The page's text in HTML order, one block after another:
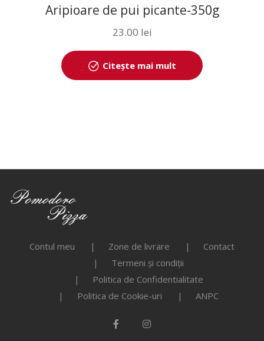
Aripioare de pui picante-350g
23.00 lei
Citește mai mult
Contul meu Zone de livrare
Contact
Termeni și condiții
Politica de Confidentialitate
Politica de Cookie-uri
ANPC